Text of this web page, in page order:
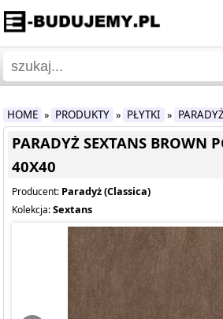
HOME » PRODUKTY » PŁYTKI »
PARADYŻ SEXTANS BROWN
40X40
Producent: Paradyż (Classica)
Kolekcja:Sextans